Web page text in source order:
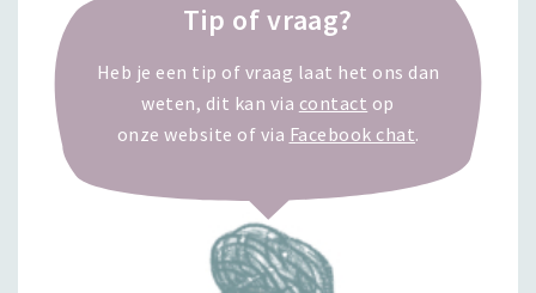
Tip of vraag?
Heb je een tip of vraag laat het ons dan
weten, dit kan via contact op
onze website of via Facebook chat.